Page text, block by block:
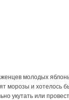
молодых
морозы и хотелось
укутать или